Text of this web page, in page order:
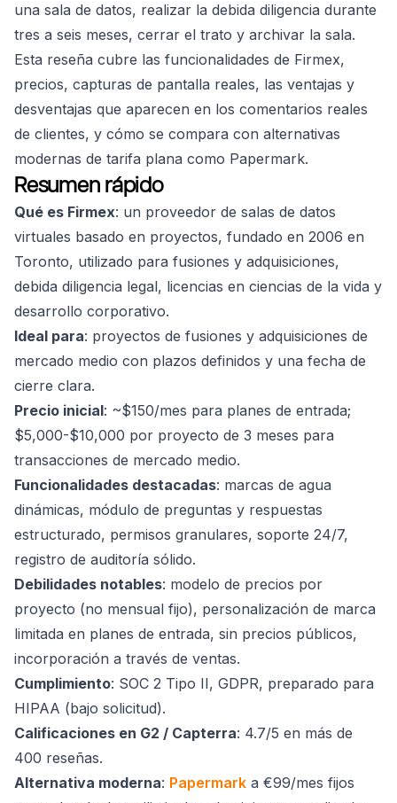
una sala de datos, realizar la debida diligencia durante
tres a seis meses, cerrar el trato y archivar la sala.
Esta reseña cubre las funcionalidades de Firmex,
precios, capturas de pantalla reales, las ventajas y
desventajas que aparecen en los comentarios reales
de clientes, y cómo se compara con alternativas
modernas de tarifa plana como Papermark.
Resumen rápido
Qué es Firmex: un proveedor de salas de datos
virtuales basado en proyectos, fundado en 2006 en
Toronto, utilizado para fusiones y adquisiciones,
debida diligencia legal, licencias en ciencias de la vida y
desarrollo corporativo.
Ideal para: proyectos de fusiones y adquisiciones de
mercado medio con plazos definidos y una fecha de
cierre clara.
Precio inicial: ~$150/mes para planes de entrada;
$5,000-$10,000 por proyecto de 3 meses para
transacciones de mercado medio.
Funcionalidades destacadas: marcas de agua
dinámicas, módulo de preguntas y respuestas
estructurado, permisos granulares, soporte 24/7,
registro de auditoría sólido.
Debilidades notables: modelo de precios por
proyecto (no mensual fijo), personalización de marca
limitada en planes de entrada, sin precios públicos,
incorporación a través de ventas.
Cumplimiento: SOC 2 Tipo II, GDPR, preparado para
HIPAA (bajo solicitud).
Calificaciones en G2 / Capterra: 4.7/5 en más de
400 reseñas.
Alternativa moderna: Papermark a €99/mes fijos